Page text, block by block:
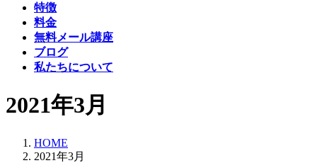
特徴
料金
無料メール講座
ブログ
私たちについて
2021年3月
HOME
2021年3月